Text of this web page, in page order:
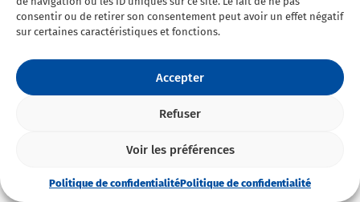
consentir ou de retirer son consentement peut avoir un effet négatif
sur certaines caractéristiques et fonctions.
Accepter
Refuser
Voir les préférences
Politique de confidentialitéPolitique de confidentialité